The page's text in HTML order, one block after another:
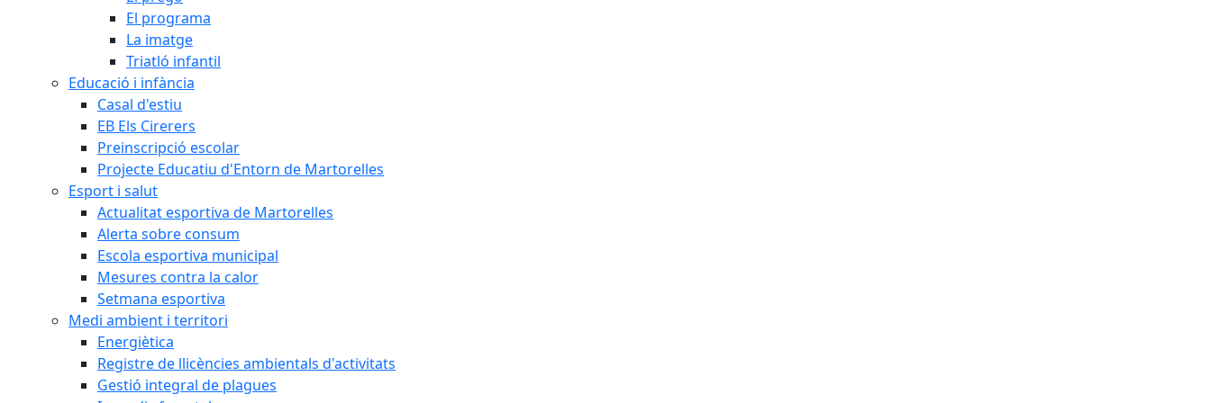
El programa
La imatge
Triatló infantil
Educació i infància
Casal d'estiu
EB Els Cirerers
Preinscripció escolar
Projecte Educatiu d'Entorn de Martorelles
Esport i salut
Actualitat esportiva de Martorelles
Alerta sobre consum
Escola esportiva municipal
Mesures contra la calor
Setmana esportiva
Medi ambient i territori
Energiètica
Registre de llicències ambientals d'activitats
Gestió integral de plagues